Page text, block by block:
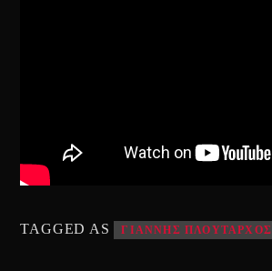
TAGGED AS ΓΙΑΝΝΗΣ ΠΛΟΥΤΑΡΧΟΣ